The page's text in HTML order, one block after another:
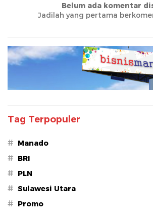
Belum ada komentar
Jadilah yang pertama
Tag Terpopuler
# Manado
# BRI
# PLN
# Sulawesi Utara
# Promo